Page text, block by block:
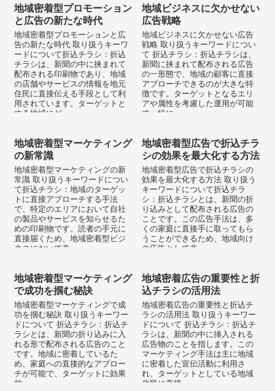
地域密着型プロモーション
と広告の新たな時代
地域密着型プロモーションと広
告の新たな時代 取り扱うキーワ
ードについて折込チラシ：折込
チラシは、新聞の中に挟まれて
配布される印刷物であり、地域
の店舗やサービスの情報を地元
住民に直接伝える手段として利
用されています。ターゲットと
する地域にど...
地域ビジネスに欠かせない
広告戦略
地域ビジネスに欠かせない広告
戦略 取り扱うキーワードについ
て 折込チラシ：折込チラシは、
新聞に挟まれて配布される広告
の一形態で、地域の顧客に直接
アプローチできるのが大きな特
徴です。ターゲットとなるエリ
アや属性を考慮した運用が可能
で、特に...
地域密着型マーケティング
の新常識
地域密着型マーケティングの新
常識 取り扱うキーワードについ
て折込チラシ：地域のターゲッ
トに直接アプローチする手法
で、特定のエリアにおいて自社
の製品やサービスを知らせるた
めの印刷物です。読者の手元に
直接届くため、地域密着型ビジ
ネスにおいて非...
地域密着型広告で折込チラ
シの効果を最大化する方法
地域密着型広告で折込チラシの
効果を最大化する方法 取り扱う
キーワードについて折込チラ
シ：折込チラシとは、新聞の折
り込みとして配布される広告の
ことです。この広告手法は、多
くの家庭に直接手に取ってもら
うことができるため、地域向け
の広告として非...
地域密着型マーケティング
で成功を掴む秘訣
地域密着型マーケティングで成
功を掴む秘訣 取り扱うキーワー
ドについて 折込チラシ：折込チ
ラシとは、新聞の折り込みに入
れる形で配布される広告のこと
です。地域に密着しているた
め、家庭への直接的なアプロー
チが可能で、ターゲットに効果
的...
地域密着広告の重要性と折
込チラシの活用法
地域密着広告の重要性と折込チ
ラシの活用法 取り扱うキーワー
ドについて 折込チラシ：折込チ
ラシは、新聞の中に挿入される
広告物のことを指します。この
マーケティング手法は主に地域
に密着した宣伝活動に利用さ
れ、ターゲットとしている地域
住民に直接...